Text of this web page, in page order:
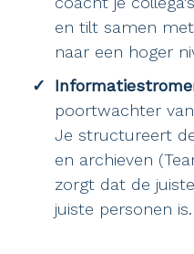
en tilt samen
naar een hoger
poortwachter
Je structureert
en archieven
zorgt dat de
juiste personen is.